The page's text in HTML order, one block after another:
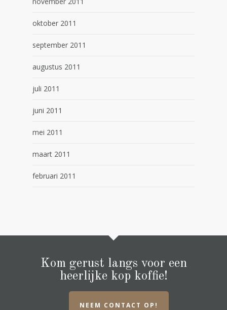
oktober 2011
september 2011
augustus 2011
juli 2011
juni 2011
mei 2011
maart 2011
februari 2011
Kom gerust langs voor een
heerlijke kop koffie!
NEEM CONTACT OP!